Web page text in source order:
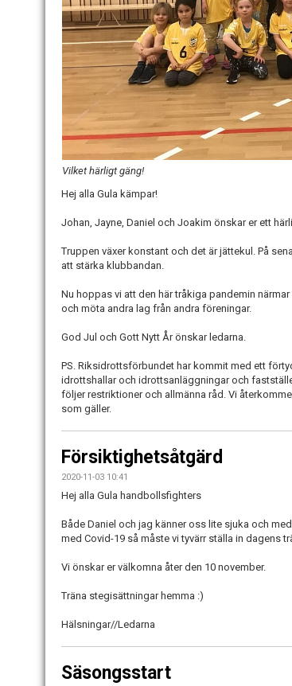
Vilket härligt gäng!
Hej alla Gula kämpar!
Johan, Jayne, Daniel och Joakim önskar er ett
Truppen växer konstant och det är jättekul. På
att stärka klubbandan.
Nu hoppas vi att den här tråkiga pandemin
och möta andra lag från andra föreningar.
God Jul och Gott Nytt År önskar ledarna.
PS. Riksidrottsförbundet har kommit med ett
idrottshallar och idrottsanläggningar och
följer restriktioner och allmänna råd. Vi
som gäller.
Försiktighetsåtgärd
2020-11-03 10:41
Hej alla Gula handbollsfighters
Både Daniel och jag känner oss lite sjuka och
med Covid-19 så måste vi tyvärr ställa in dagens
Vi önskar er välkomna åter den 10 november.
Träna stegisättningar hemma :)
Hälsningar//Ledarna
Säsongsstart